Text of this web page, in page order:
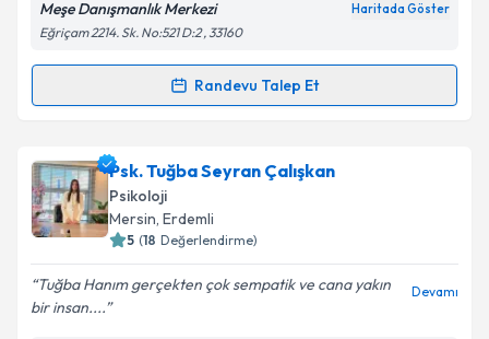
Kişisel verilerimin işlenmesine ilişkin
kapsamda işlenmesini kabul ediyorum.
Meşe Danışmanlık Merkezi Haritada Göster
Eğriçam 2214. Sk. No:521 D:2 , 33160
Randevu Talep Et
Randevu Takvimi Talebi
Klinik Psikolog Büşra Kalkan Adatepe
takvimi talebi oluşturun. Size bu uzmandan randevu
almanız için bir takvim hazırlandığında e-posta ile
bilgilendireceğiz.
E-posta Adresiniz
Psk. Tuğba Seyran Çalışkan
Psikoloji
Mersin, Erdemli
5 (18 Değerlendirme)
Tuğba Hanım gerçekten çok sempatik ve cana yakın
bir insan....
Devamı